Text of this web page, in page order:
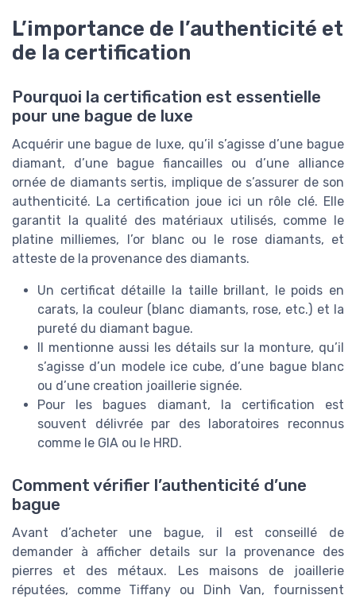
L’importance de l’authenticité et
de la certification
Pourquoi la certification est essentielle
pour une bague de luxe
Acquérir une bague de luxe, qu’il s’agisse d’une bague
diamant, d’une bague fiancailles ou d’une alliance
ornée de diamants sertis, implique de s’assurer de son
authenticité. La certification joue ici un rôle clé. Elle
garantit la qualité des matériaux utilisés, comme le
platine milliemes, l’or blanc ou le rose diamants, et
atteste de la provenance des diamants.
Un certificat détaille la taille brillant, le poids en
carats, la couleur (blanc diamants, rose, etc.) et la
pureté du diamant bague.
Il mentionne aussi les détails sur la monture, qu’il
s’agisse d’un modele ice cube, d’une bague blanc
ou d’une creation joaillerie signée.
Pour les bagues diamant, la certification est
souvent délivrée par des laboratoires reconnus
comme le GIA ou le HRD.
Comment vérifier l’authenticité d’une
bague
Avant d’acheter une bague, il est conseillé de
demander à afficher details sur la provenance des
pierres et des métaux. Les maisons de joaillerie
réputées, comme Tiffany ou Dinh Van, fournissent